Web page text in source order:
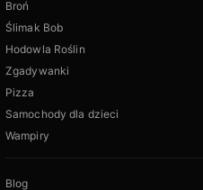
Broń
Ślimak Bob
Hodowla Roślin
Zgadywanki
Pizza
Samochody dla dzieci
Wampiry
Blog